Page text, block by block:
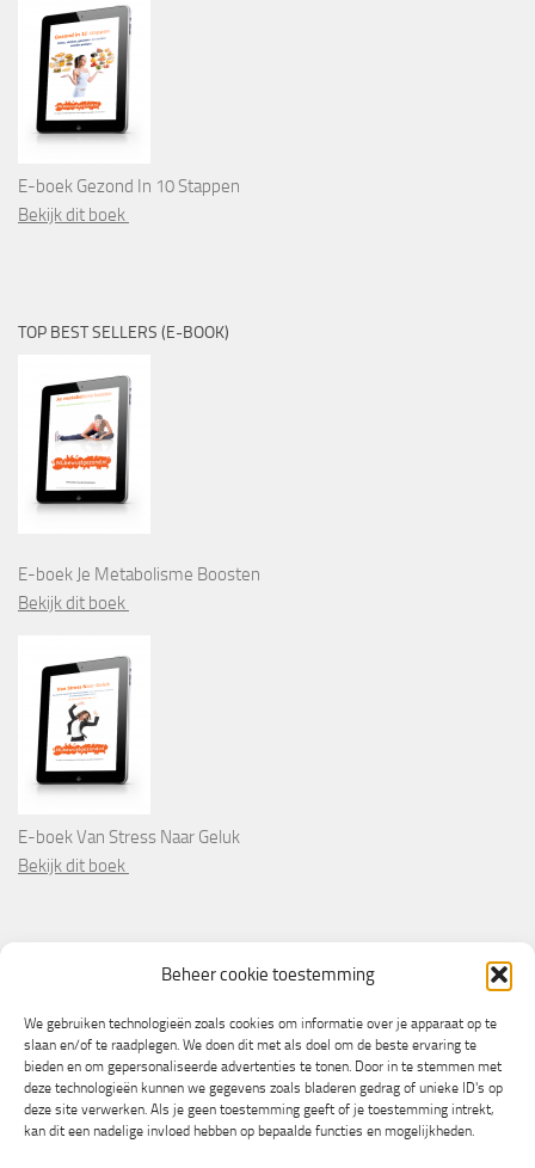
Beheer cookie toestemming
We gebruiken technologieën zoals cookies om informatie over je apparaat op te
slaan en/of te raadplegen. We doen dit met als doel om de beste ervaring te
bieden en om gepersonaliseerde advertenties te tonen. Door in te stemmen met
deze technologieën kunnen we gegevens zoals bladeren gedrag of unieke ID's op
deze site verwerken. Als je geen toestemming geeft of je toestemming intrekt,
kan dit een nadelige invloed hebben op bepaalde functies en mogelijkheden.
E-boek Gezond In 10 Stappen
Bekijk dit boek
TOP BEST SELLERS (E-BOOK)
E-boek Je Metabolisme Boosten
Bekijk dit boek
E-boek Van Stress Naar Geluk
Bekijk dit boek